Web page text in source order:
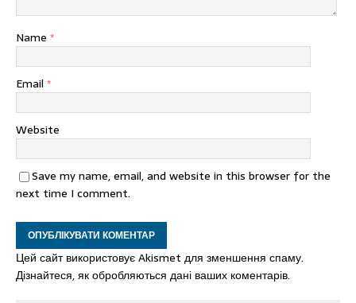
Name *
Email *
Website
Save my name, email, and website in this browser for the
next time I comment.
Цей сайт використовує Akismet для зменшення спаму.
Дізнайтеся, як обробляються дані ваших коментарів.